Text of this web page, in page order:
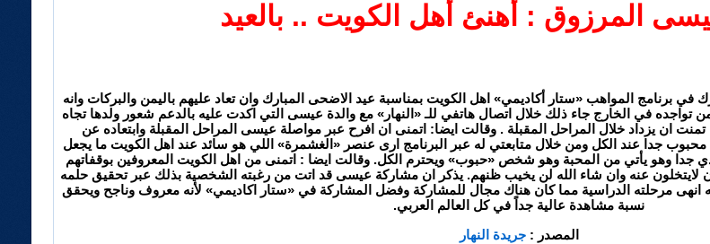
المرزوق : أهنئ أهل الكويت .. بالعيد
برنامج المواهب «ستار أكاديمي» اهل الكويت بمناسبة عيد الاضحى المبارك وان تعاد عليهم باليمن والبركات وانه
في الخارج جاء ذلك خلال اتصال هاتفي للـ «النهار» مع والدة عيسى التي اكدت عليه بالدعم شعور ولدها تجاه
تمنت ان يزداد خلال المراحل المقبلة . وقالت ايضا: اتمنى ان افرح عبر مواصلة عيسى المراحل المقبلة وابتعاده عن
محبوب جدا عند الكل ومن خلال متابعتي له عبر البرنامج ارى عنصر «الغشمرة» اللي هو سائد عند اهل الكويت ما يجعل
جدا وهو يأتي من المحبة وهو شخص «حبوب» ويحترم الكل. وقالت ايضا : اتمنى من اهل الكويت المعروفين بوقفاتهم
لايتخلون عنه وان شاء الله لن يخيب ظنهم. يذكر ان مشاركة عيسى قد اتت من رغبته الشخصية بذلك عبر تحقيق حلمه
انهى مرحلته الدراسية مما كان هناك مجال للمشاركة وفضل المشاركة في «ستار اكاديمي» لأنه معروف وناجح ويحقق
نسبة مشاهدة عالية جداً في كل العالم العربي.
المصدر :جريدة النهار